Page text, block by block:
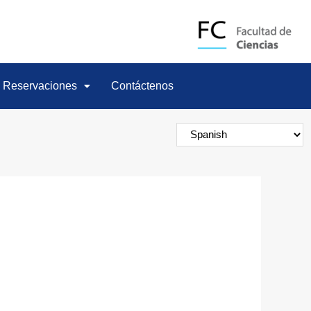
Reservaciones Contáctenos